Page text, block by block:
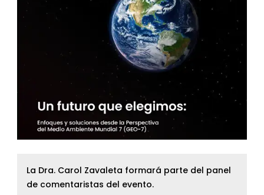
La Dra. Carol Zavaleta formará parte del panel
de comentaristas del evento.